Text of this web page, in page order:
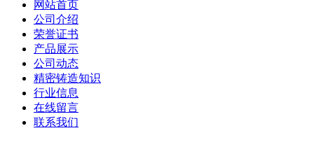
网站首页
公司介绍
荣誉证书
产品展示
公司动态
精密铸造知识
行业信息
在线留言
联系我们